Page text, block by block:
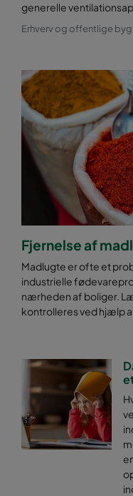
generelle
Erhverv og offentlige
Fjernelse af
Madlugte er ofte et
industrielle
nærheden af boliger.
kontrolleres ved hjælp